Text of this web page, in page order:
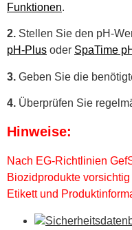
Funktionen.
2. Stellen Sie den pH-
pH-Plus oder SpaTime
3. Geben Sie die
4. Überprüfen Sie
Hinweise:
Nach EG-Richtlinien
Biozidprodukte
Etikett und